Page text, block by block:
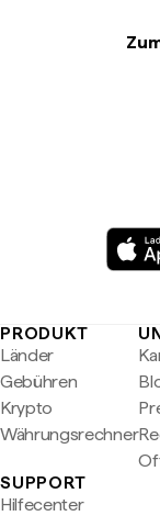
PRODUKT
Länder
Gebühren
Krypto
Währungsrechner
SUPPORT
Hilfecenter